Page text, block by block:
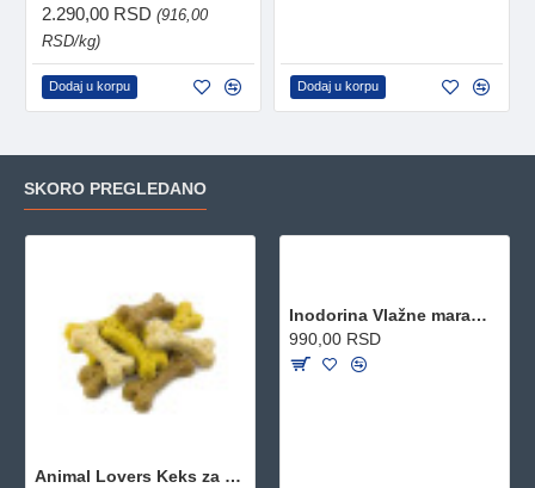
2.290,00 RSD (916,00
RSD/kg)
Dodaj u korpu Dodaj u korpu
SKORO PREGLEDANO
Animal Lovers Keks za pse Puppy Treats Mix 2.5kg
Inodorina Vlažne maramice - Talcum 110kom
990,00 RSD